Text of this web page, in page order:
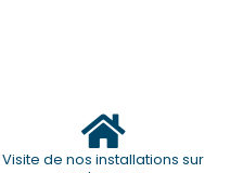
Visite de nos installations sur